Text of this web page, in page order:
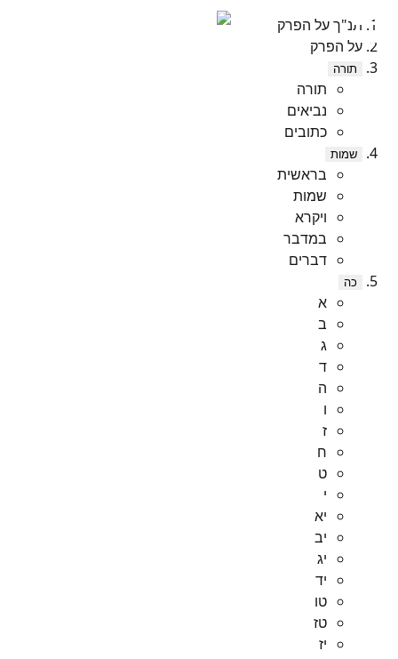
תנ"ך על הפרק
על הפרק
תורה
תורה
נביאים
כתובים
שמות
בראשית
שמות
ויקרא
במדבר
דברים
כה
א
ב
ג
ד
ה
ו
ז
ח
ט
י
יא
יב
יג
יד
טו
טז
יז